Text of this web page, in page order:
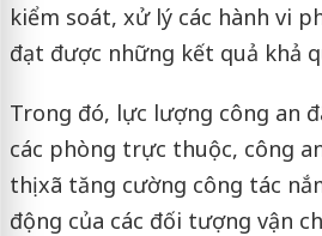
kiểm soát, xử lý các hành vi
đạt được những kết quả khả
Trong đó, lực lượng công an
các phòng trực thuộc, công
thị xã tăng cường công tác
động của các đối tượng vận